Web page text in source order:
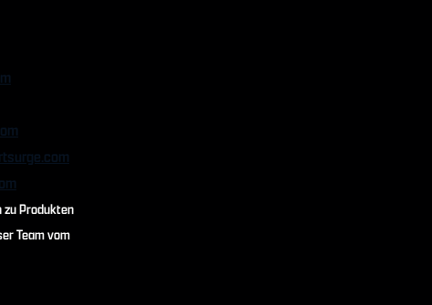
zu Produkten
Team vom